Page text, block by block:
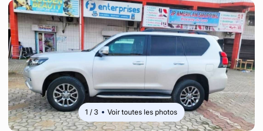
1 /3 Voir toutes les photos